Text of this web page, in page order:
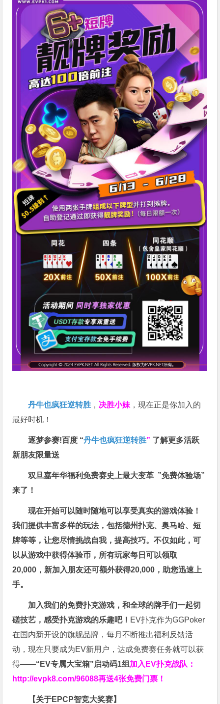
丹牛也疯狂逆转胜 ， 决胜小妹 ，现在正是你加入的
最好时机！
逐梦参赛!百度 “丹牛也疯狂逆转胜” 了解更多活跃
新朋友限量送
双旦嘉年华福利免费赛史上最大变革 ”免费体验场”
来了！
现在开始可以随时随地可以享受真实的游戏体验！
我们提供丰富多样的玩法，包括德州扑克、奥马哈、短
牌等等，让您尽情挑战自我，提高技巧。不仅如此，可
以从游戏中获得体验币，所有玩家每日可以领取
20,000，新加入朋友还可额外获得20,000，助您迅速上
手。
加入我们的免费扑克游戏，和全球的牌手们一起切
磋技艺，感受扑克游戏的乐趣吧！ EV扑克作为GGPoker
在国内新开设的旗舰品牌，每月不断推出福利反馈活
动，现在只要成为EV新用户，达成免费赛任务就可以获
得——“EV专属大宝箱”启动码1组 加入EV扑克战队：
http://evpk8.com/96088再送4张免费门票！
【关于EPCP智竞大奖赛】